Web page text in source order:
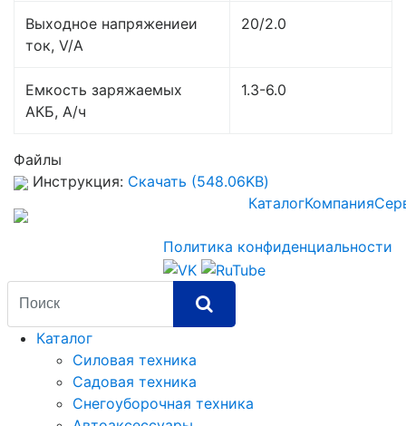
Выходное напряжениеи
ток, V/A
20/2.0
Емкость заряжаемых
АКБ, А/ч
1.3-6.0
Файлы
Инструкция: Скачать (548.06KB)
КаталогКомпания
Политика конфиденциальности
Каталог
Силовая техника
Садовая техника
Снегоуборочная техника